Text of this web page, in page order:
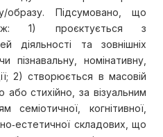
образу. Підсумовано, що
1) проєктується з
діяльності та зовнішніх
пізнавальну, номінативну,
2) створюється в масовій
або стихійно, за візуальним
когнітивної,
складових, що